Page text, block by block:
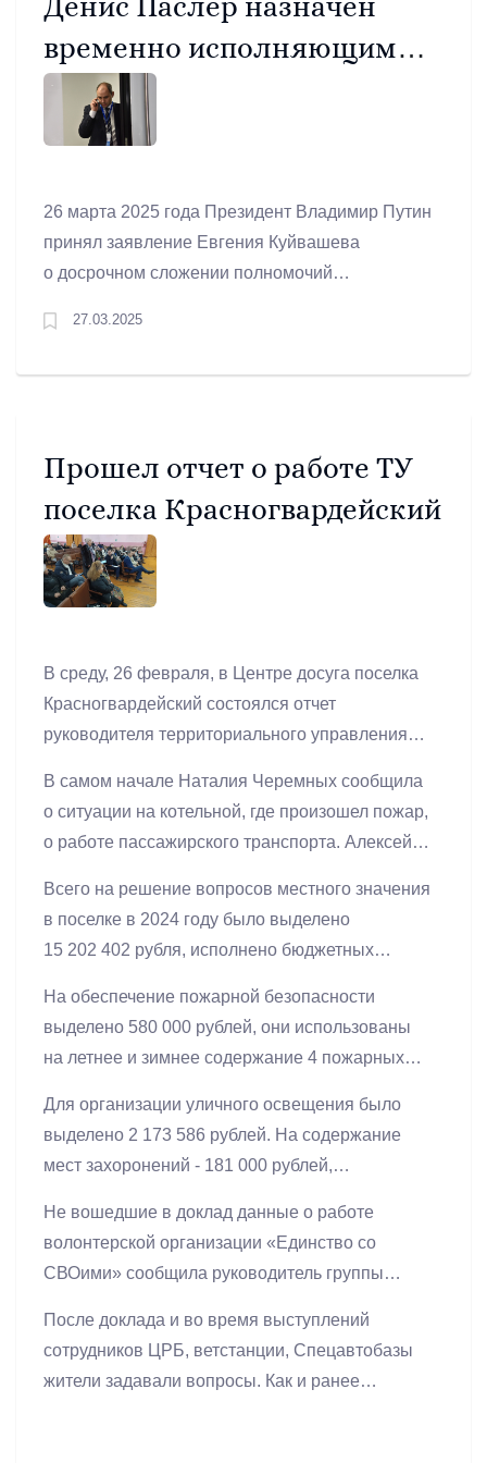
временно исполняющим
обязанности губернатора
Свердловской области
26 марта 2025 года Президент Владимир Путин
принял заявление Евгения Куйвашева
о досрочном сложении полномочий
по собственному желанию. Этим же Указом
27.03.2025
Прошел отчет о работе ТУ
поселка Красногвардейский
В среду, 26 февраля, в Центре досуга поселка
Красногвардейский состоялся отчет
руководителя территориального управления
заместитель главы Артемовского
муниципального округа, исполняющая
полномочия главы Наталия Черемных,
заместители главы и другие сотрудники
администрации, подведомственных
учреждений, ведомств.
В самом начале Наталия Черемных сообщила
о ситуации на котельной, где произошел пожар,
о работе пассажирского транспорта. Алексей
предприятий и учреждений на территории
поселка, о взаимодействии с общественными
организациями, о проводимых мероприятиях, о
бюджете поселка и о расходах.
Всего на решение вопросов местного значения
в поселке в 2024 году было выделено
15 202 402 рубля, исполнено бюджетных
Проведено 11 аукционов, общая сумма
экономии составила 56 172 рубля.
На обеспечение пожарной безопасности
выделено 580 000 рублей, они использованы
на летнее и зимнее содержание 4 пожарных
опашку противопожарной полосы
протяженностью 13 километров (2 раза).
Для организации уличного освещения было
выделено 2 173 586 рублей. На содержание
мест захоронений - 181 000 рублей,
что не был заключен договор со смотрителем
кладбища, так как не нашлось кандидатуры. На
ремонт памятных мест было выделено 100 000
рублей, аукцион был объявлен 3 раза, не было
подано ни одной заявки. Рассказал
руководитель ТУ и о других затратах.
Не вошедшие в доклад данные о работе
волонтерской организации «Единство со
СВОими» сообщила руководитель группы
сплоченность жителей и поблагодарила за
напряженный труд и большую проведенную
работу для наших бойцов.
После доклада и во время выступлений
сотрудников ЦРБ, ветстанции, Спецавтобазы
жители задавали вопросы. Как и ранее